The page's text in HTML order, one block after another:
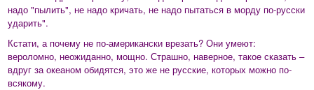
надо "пылить", не надо кричать, не надо пытаться в морду по-русски
ударить".
Кстати, а почему не по-американски врезать? Они умеют:
вероломно, неожиданно, мощно. Страшно, наверное, такое сказать –
вдруг за океаном обидятся, это же не русские, которых можно по-
всякому.